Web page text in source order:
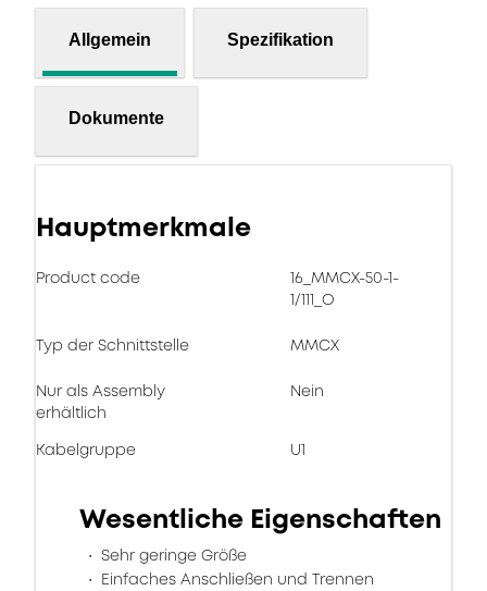
Allgemein Spezifikation
Dokumente
Hauptmerkmale
Product code
16_MMCX-50-1-
1/111_O
Typ der Schnittstelle MMCX
Nur als Assembly
erhältlich
Nein
Kabelgruppe U1
Wesentliche Eigenschaften
Sehr geringe Größe
Einfaches Anschließen und Trennen